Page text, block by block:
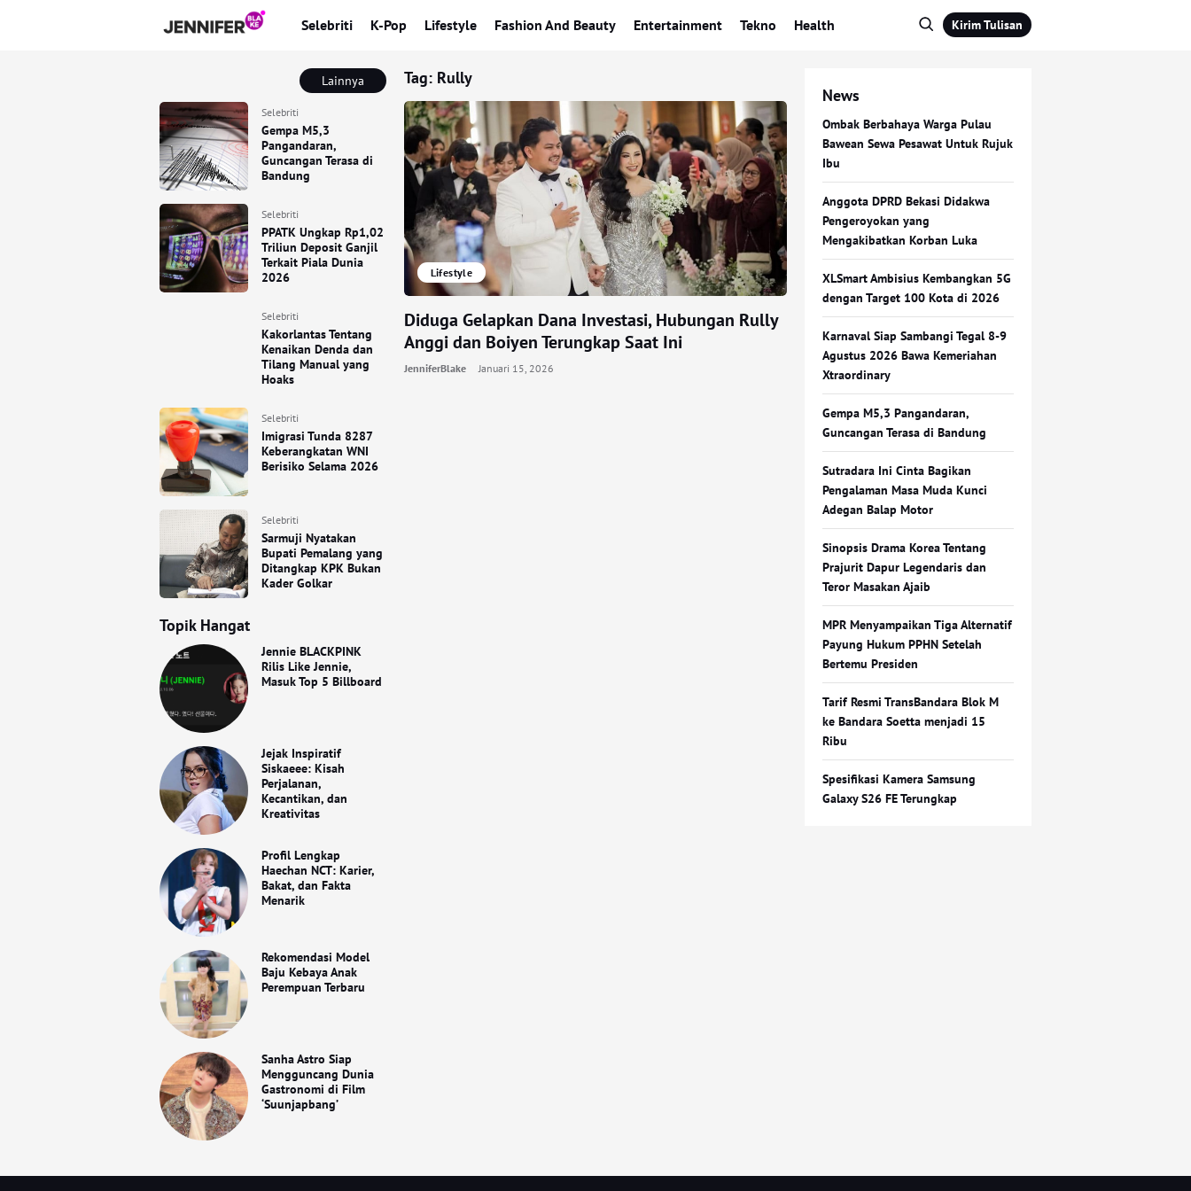
Selebriti K-Pop Lifestyle Fashion And Beauty Entertainment Tekno Health Kirim Tulisan
Lainnya
Selebriti
Gempa M5,3
Pangandaran,
Guncangan Terasa di
Bandung
Selebriti
PPATK Ungkap Rp1,02
Triliun Deposit Ganjil
Terkait Piala Dunia
2026
Selebriti
Kakorlantas Tentang
Kenaikan Denda dan
Tilang Manual yang
Hoaks
Selebriti
Imigrasi Tunda 8287
Keberangkatan WNI
Berisiko Selama 2026
Selebriti
Sarmuji Nyatakan
Bupati Pemalang yang
Ditangkap KPK Bukan
Kader Golkar
Topik Hangat
Jennie BLACKPINK
Rilis Like Jennie,
Masuk Top 5 Billboard
Jejak Inspiratif
Siskaeee: Kisah
Perjalanan,
Kecantikan, dan
Kreativitas
Profil Lengkap
Haechan NCT: Karier,
Bakat, dan Fakta
Menarik
Rekomendasi Model
Baju Kebaya Anak
Perempuan Terbaru
Sanha Astro Siap
Mengguncang Dunia
Gastronomi di Film
‘Suunjapbang’
Tag: Rully
Lifestyle
Diduga Gelapkan Dana Investasi, Hubungan Rully
Anggi dan Boiyen Terungkap Saat Ini
JenniferBlake Januari 15, 2026
News
Ombak Berbahaya Warga Pulau
Bawean Sewa Pesawat Untuk Rujuk
Ibu
Anggota DPRD Bekasi Didakwa
Pengeroyokan yang
Mengakibatkan Korban Luka
XLSmart Ambisius Kembangkan 5G
dengan Target 100 Kota di 2026
Karnaval Siap Sambangi Tegal 8-9
Agustus 2026 Bawa Kemeriahan
Xtraordinary
Gempa M5,3 Pangandaran,
Guncangan Terasa di Bandung
Sutradara Ini Cinta Bagikan
Pengalaman Masa Muda Kunci
Adegan Balap Motor
Sinopsis Drama Korea Tentang
Prajurit Dapur Legendaris dan
Teror Masakan Ajaib
MPR Menyampaikan Tiga Alternatif
Payung Hukum PPHN Setelah
Bertemu Presiden
Tarif Resmi TransBandara Blok M
ke Bandara Soetta menjadi 15
Ribu
Spesifikasi Kamera Samsung
Galaxy S26 FE Terungkap